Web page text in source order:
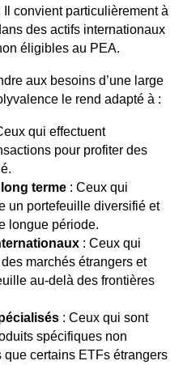
convient particulièrement à
des actifs internationaux
éligibles au PEA.
aux besoins d’une large
le rend adapté à :
qui effectuent
pour profiter des
terme : Ceux qui
un portefeuille diversifié et
longue période.
: Ceux qui
marchés étrangers et
au-delà des frontières
: Ceux qui sont
spécifiques non
certains ETFs étrangers